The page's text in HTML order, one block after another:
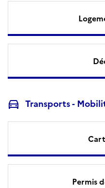
Transports -
Permis